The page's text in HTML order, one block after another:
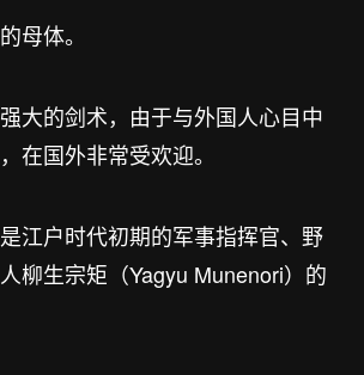
母体。
大的剑术，由于与外国人心目中
在国外非常受欢迎。
江户时代初期的军事指挥官、野
柳生宗矩（Yagyu Munenori）的